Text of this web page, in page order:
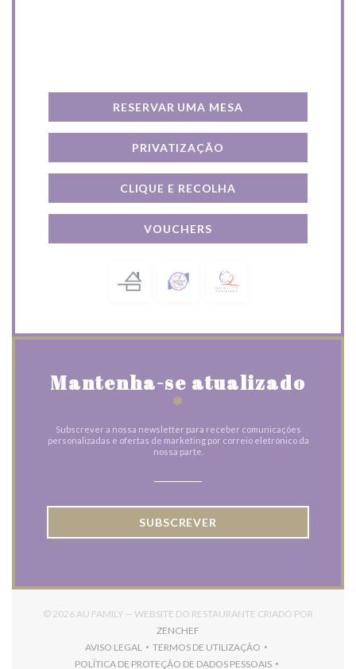
RESERVAR UMA MESA
PRIVATIZAÇÃO
CLIQUE E RECOLHA
VOUCHERS
Mantenha-se atualizado
*
Subscrever a nossa newsletter para receber comunicações
personalizadas e ofertas de marketing por correio eletrónico da
nossa parte.
SUBSCREVER
© 2026 AU FAMILY — WEBSITE DO RESTAURANTE CRIADO POR
ZENCHEF
AVISO LEGAL
((ABRE NUMA NOVA JANELA))
TERMOS DE UTILIZAÇÃO
((ABRE NUMA NOVA JANELA))
POLÍTICA DE PROTEÇÃO DE DADOS PESSOAIS